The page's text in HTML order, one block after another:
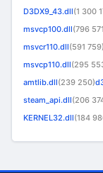
D3DX9_43.dll(1 300
msvcp100.dll(796
msvcr110.dll(591 759)
msvcp110.dll(295
amtlib.dll(239 250)
steam_api.dll(206
KERNEL32.dll(184